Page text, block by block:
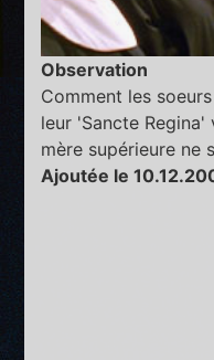
Observation
Comment les
leur 'Sancte
mère supérieure ne
Ajoutée le